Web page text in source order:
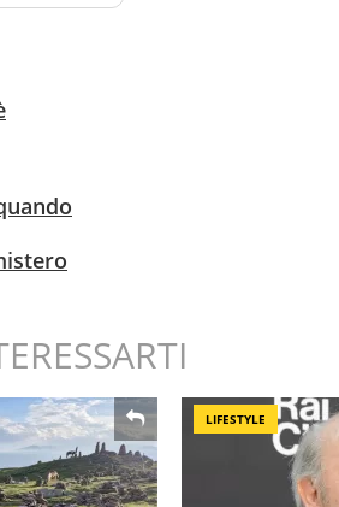
LIFESTYLE